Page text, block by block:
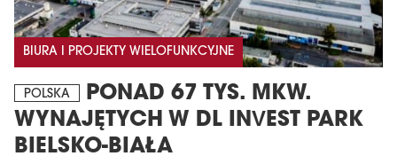
BIURA I PROJEKTY WIELOFUNKCYJNE
POLSKA
PONAD 67 TYS. MKW.
WYNAJĘTYCH W DL INVEST PARK
BIELSKO-BIAŁA